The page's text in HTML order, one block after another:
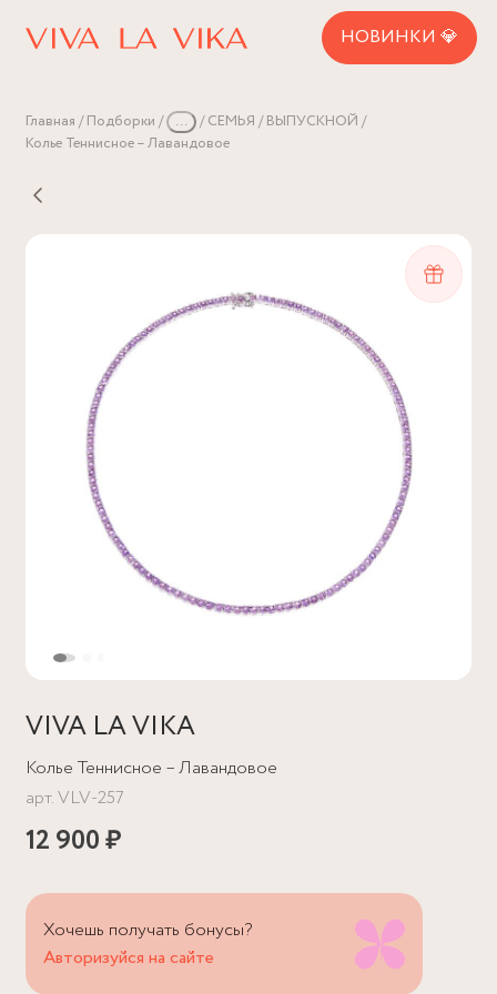
НОВИНКИ 💎
Главная Подборки ... СЕМЬЯ
ВЫПУСКНОЙ
Колье Теннисное – Лавандовое
VIVA LA VIKA
Колье Теннисное – Лавандовое
арт.VLV-257
12 900 ₽
Хочешь получать бонусы?
Авторизуйся на сайте